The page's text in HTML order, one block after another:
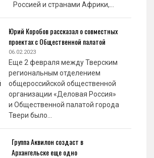
Россией и странами Африки,…
Юрий Коробов рассказал о совместных
проектах с Общественной палатой
06.02.2023
Еще 2 февраля между Тверским
региональным отделением
общероссийской общественной
организации «Деловая Россия»
и Общественной палатой города
Твери было…
Группа Аквилон создаст в
Архангельске еще одно